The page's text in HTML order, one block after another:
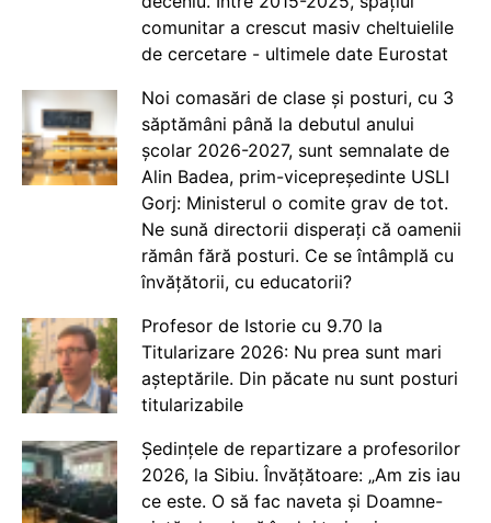
comunitar a crescut masiv cheltuielile
de cercetare - ultimele date Eurostat
Noi comasări de clase și posturi, cu 3
săptămâni până la debutul anului
școlar 2026-2027, sunt semnalate de
Alin Badea, prim-vicepreședinte USLI
Gorj: Ministerul o comite grav de tot.
Ne sună directorii disperați că oamenii
rămân fără posturi. Ce se întâmplă cu
învățătorii, cu educatorii?
Profesor de Istorie cu 9.70 la
Titularizare 2026: Nu prea sunt mari
așteptările. Din păcate nu sunt posturi
titularizabile
Ședințele de repartizare a profesorilor
2026, la Sibiu. Învățătoare: „Am zis iau
ce este. O să fac naveta și Doamne-